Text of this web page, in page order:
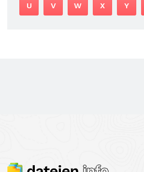
U V W X Y